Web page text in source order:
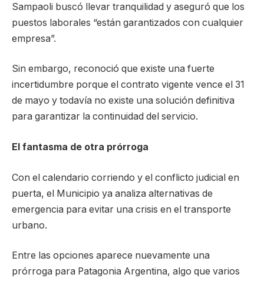
Sampaoli buscó llevar tranquilidad y aseguró que los
puestos laborales “están garantizados con cualquier
empresa”.
Sin embargo, reconoció que existe una fuerte
incertidumbre porque el contrato vigente vence el 31
de mayo y todavía no existe una solución definitiva
para garantizar la continuidad del servicio.
El fantasma de otra prórroga
Con el calendario corriendo y el conflicto judicial en
puerta, el Municipio ya analiza alternativas de
emergencia para evitar una crisis en el transporte
urbano.
Entre las opciones aparece nuevamente una
prórroga para Patagonia Argentina, algo que varios